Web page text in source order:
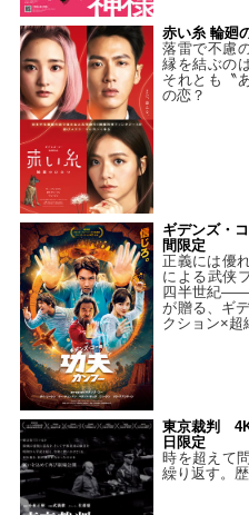
赤い糸 輪廻
落雷で不慮
縁を結ぶの
それとも〝
の恋？
ギデンズ・
間限定
正義には優
による武侠
四半世紀――
が贈る、ギ
クション×超
東京裁判
日限定
時を超えて
繰り返す。